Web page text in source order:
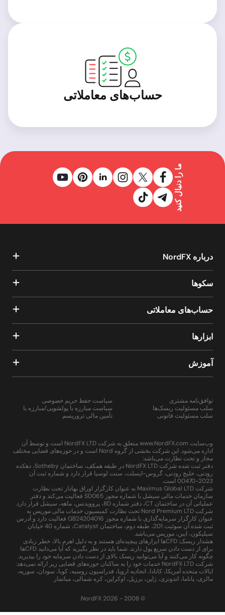
حساب‌های معاملاتی
ما را دنبال کنید
درباره NordFX
سکوها
حساب‌های معاملاتی
ابزارها
آموزش
توافق‌نامه مشتری
سلب مسئولیت ریسک‌ها
سلب مسئولیت قانونی
سیاست حفظ حریم خصوصی
سیاست مبارزه با پولشویی/مبارزه با
تأمین مالی تروریسم
وب‌سایت www.NordFX.com متعلق به شرکت NordFX LTD است و توسط آن
اداره می‌شود. این شرکت بخشی از گروه Nord است و در حوزه‌های قضایی مختلف
مجاز و تحت نظارت می‌باشد:
دفتر ثبت شده شرکت NordFX LTD در طبقه همکف، ساختمان Sotheby، دهکده
رودنی، خلیج رودنی، گروس-ایسلت، سنت لوسیا قرار دارد و شماره ثبت آن
2023-00470 است.
شرکت Maximus Global LTD به عنوان کارگزار اوراق بهادار تحت نظارت
سازمان خدمات مالی سیشل با شماره مجوز SD065 فعالیت می‌کند و دفتر
عملیاتی آن در ساختمان CT، دفتر شماره 8D، پروویدنس، ماهه، سیشل قرار دارد.
شرکت Nord Premium LTD تحت نظارت کمیسیون خدمات مالی موریس به
عنوان کارگزار سرمایه‌گذاری با شماره مجوز GB24204016 فعالیت دارد و آدرس
ثبت شده آن سوئیت 201، طبقه دوم، ساختمان Catalyst، شماره 40 خیابان
سیلیکون، ایبن، موریس می‌باشد.
هشدار ریسک: CFDها ابزارهای پیچیده‌ای هستند و به دلیل اهرم بالا، خطر زیادی
برای از دست دادن سریع پول دارند. شما باید در نظر بگیرید که آیا می‌دانید CFDها
چگونه کار می‌کنند و آیا می‌توانید ریسک بالای از دست دادن سرمایه خود را بپذیرید.
شرکت NordFX LTD خدمات خود را به ساکنان حوزه‌های قضایی زیر ارائه نمی‌دهد:
ایالات متحده آمریکا، کانادا، اتحادیه اروپا، فدراسیون روسیه، کوبا، سودان، سوریه،
مالزی، پاناما، اندونزی، ژاپن، برزیل، اوکراین، کره شمالی، میانمار
© 2008 - 2026 NordFX.